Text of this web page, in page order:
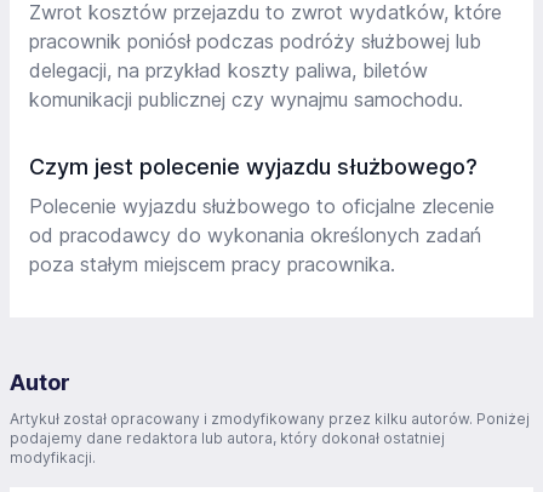
Zwrot kosztów przejazdu to zwrot wydatków, które
pracownik poniósł podczas podróży służbowej lub
delegacji, na przykład koszty paliwa, biletów
komunikacji publicznej czy wynajmu samochodu.
Czym jest polecenie wyjazdu służbowego?
Polecenie wyjazdu służbowego to oficjalne zlecenie
od pracodawcy do wykonania określonych zadań
poza stałym miejscem pracy pracownika.
Autor
Artykuł został opracowany i zmodyfikowany przez kilku autorów. Poniżej
podajemy dane redaktora lub autora, który dokonał ostatniej
modyfikacji.